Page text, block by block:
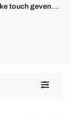
touch geven....
Toggle